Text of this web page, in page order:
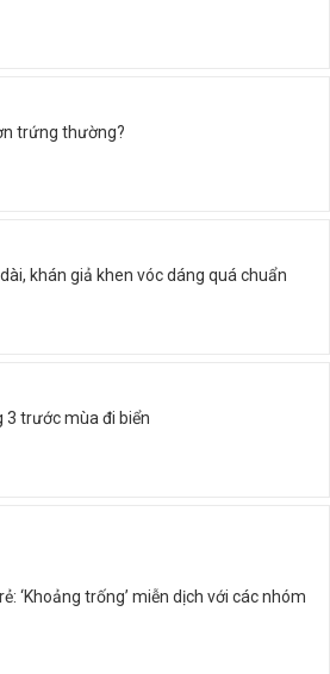
trứng thường?
khán giả khen vóc dáng quá chuẩn
3 trước mùa đi biển
‘Khoảng trống’ miễn dịch với các nhóm